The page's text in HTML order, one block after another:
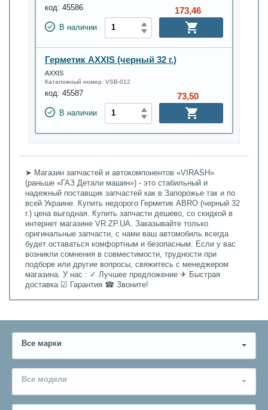
код: 45586
В наличии
173,46
Герметик AXXIS (черный 32 г.)
AXXIS
Каталожный номер: VSB-012
код: 45587
В наличии
73,50
➤ Магазин запчастей и автокомпонентов «VIRASH»
(раньше «ГАЗ Детали машин») - это стабильный и
надежный поставщик запчастей как в Запорожье так и по
всей Украине. Купить недорого Герметик ABRO (черный 32
г.) цена выгодная. Купить запчасти дешево, со скидкой в
интернет магазине VR.ZP.UA. Заказывайте только
оригинальные запчасти, с нами ваш автомобиль всегда
будет оставаться комфортным и безопасным. Если у вас
возникли сомнения в совместимости, трудности при
подборе или другие вопросы, свяжитесь с менеджером
магазина. У нас : ✓ Лучшее предложение ✈ Быстрая
доставка ☑ Гарантия ☎ Звоните!
Все марки
Все модели